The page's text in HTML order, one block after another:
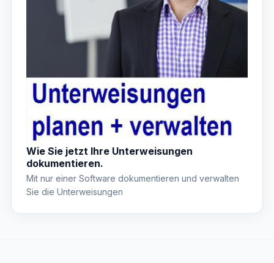
Wie Sie jetzt Ihre Unterweisungen
dokumentieren.
Mit nur einer Software dokumentieren und verwalten
Sie die Unterweisungen